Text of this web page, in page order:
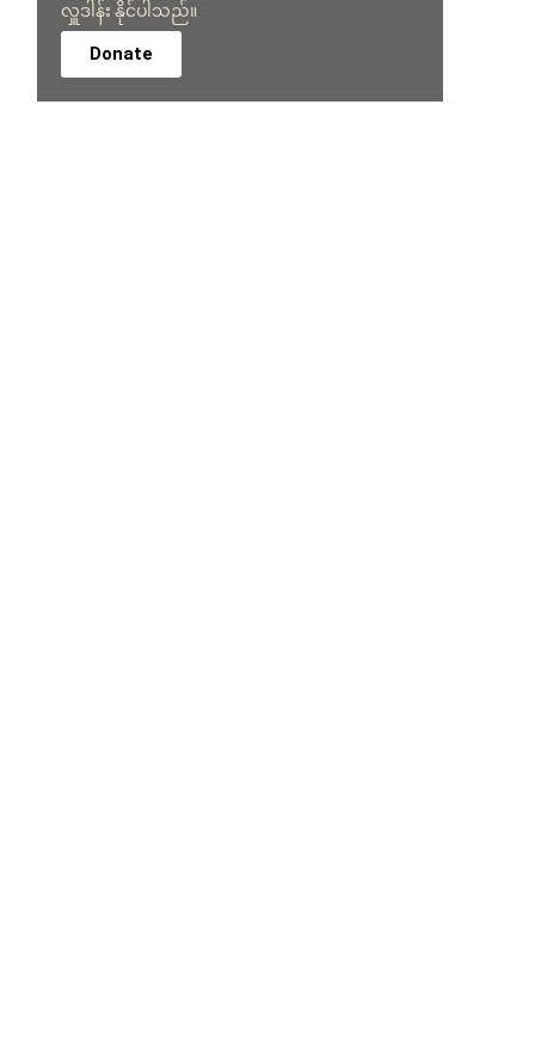
လှူဒါန်း နိုင်ပါသည်။
Donate